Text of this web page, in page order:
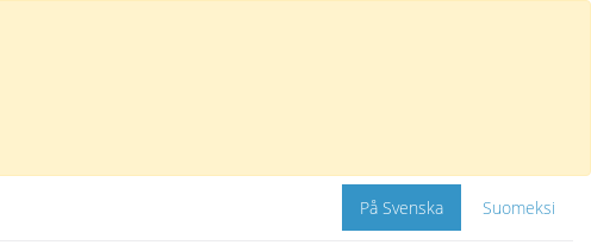
På Svenska Suomeksi